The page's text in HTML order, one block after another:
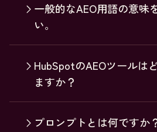
一般的なAEO用語の意味
い。
HubSpotのAEOツールは
ますか？
プロンプトとは何ですか